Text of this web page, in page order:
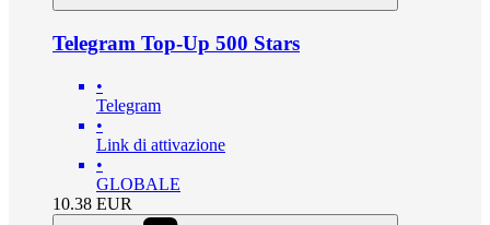
Telegram Top-Up 500 Stars
•
Telegram
•
Link di attivazione
•
GLOBALE
10.38 EUR